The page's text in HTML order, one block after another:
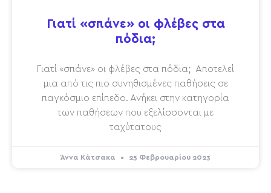
Γιατί «σπάνε» οι φλέβες στα
πόδια;
Γιατί «σπάνε» οι φλέβες στα πόδια; Αποτελεί
μια από τις πιο συνηθισμένες παθήσεις σε
παγκόσμιο επίπεδο. Ανήκει στην κατηγορία
των παθήσεων που εξελίσσονται με
ταχύτατους
Άννα Κάτσακα 25 Φεβρουαρίου 2023